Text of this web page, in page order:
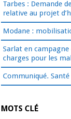
Tarbes : Demande
relative au projet
Modane :
Sarlat en
charges pour les
Communiqué.
MOTS CLÉ